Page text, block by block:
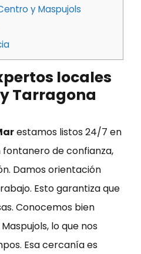
y Maspujols
locales
Tarragona
estamos listos 24/7 en
fontanero de confianza,
Damos orientación
Esto garantiza que
Conocemos bien
lo que nos
Esa cercanía es